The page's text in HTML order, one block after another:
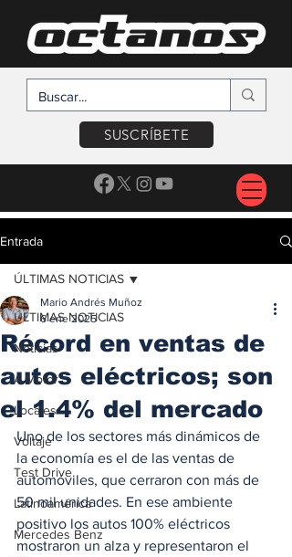
SUSCRÍBETE
Entrada
ÚLTIMAS NOTICIAS
Noticias
A Motor
Locales
Voltaje
Test Drive
Latinoamérica
Mercedes Benz
ÚLTIMAS NOTICIAS
Récord en ventas de
autos eléctricos; son
el 1.4% del mercado
Mario Andrés Muñoz
6 ene 2025
Uno de los sectores más dinámicos de
la economía es el de las ventas de
automóviles, que cerraron con más de
50 mil unidades. En ese ambiente
positivo los autos 100% eléctricos
mostraron un alza y representaron el